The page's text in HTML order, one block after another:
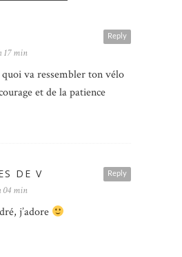
Reply
17 min
quoi va ressembler ton vélo
et de la patience
Reply
DE V
04 min
j’adore